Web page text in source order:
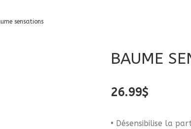
sensations
BAUME
26.99$
• Désensibilise la